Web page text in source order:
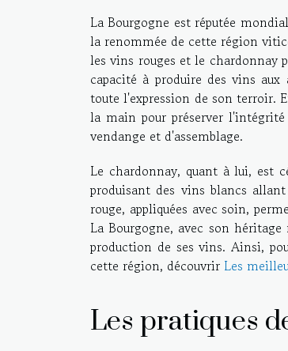
La Bourgogne est réputée
la renommée de cette région
les vins rouges et le chardonnay
capacité à produire des vins
toute l'expression de son terroir.
la main pour préserver
vendange et d'assemblage.
Le chardonnay, quant à lui, est
produisant des vins blancs
rouge, appliquées avec soin,
La Bourgogne, avec son
production de ses vins. Ainsi,
cette région, découvrir Les
Les pratiques